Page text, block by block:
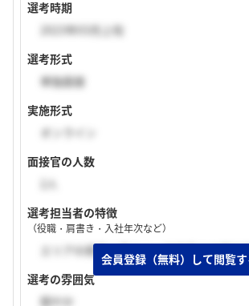
選考時期
2023年03月上旬
選考形式
単独面接
実施形式
オンライン
面接官の人数
選考担当者の特徴
（役職・肩書き・入社年次など）
エリアの若手人事さん，技術系の中堅社
選考の雰囲気
穏やか